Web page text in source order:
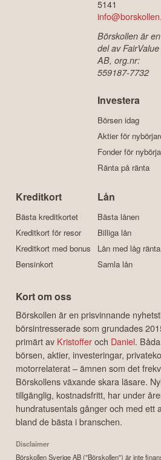
5141
Börskollen är en
del av
AB, org.nr:
559187-7732
Investera
Börsen idag
Aktier för
Fonder för
Ränta på ränta
Kreditkort
Bästa kreditkortet
Kreditkort för resor
Kreditkort med bonus
Bensinkort
Lån
Bästa lånen
Billiga lån
Lån med låg ränta
Samla lån
Kort om oss
Börskollen är en prisvinnande
börsintresserade som grundades
primärt av Kristofferoch Daniel.
börsen, aktier, investeringar,
motorrelaterat – ämnen som det
Börskollens växande skara läsare.
tillgänglig, kostnadsfritt, har under
hundratusentals gånger och med ett
bland de bästa i branschen.
Disclaimer
Börskollen Sverige AB ("Börskollen") är inte